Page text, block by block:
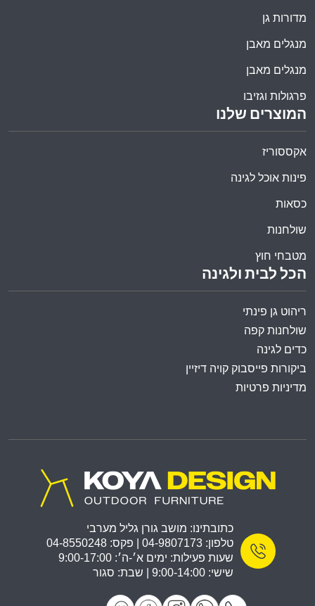
הכל לבית ולגינה
ריהוט גן פינתי
שולחנות קפה
כדים לגינה
ביקורות פייסבוק קויה דיזיין
מדיניות פרטיות
המוצרים שלנו
אקססוריז
פינות אוכל לגינה
כסאות
שולחנות
מטבחי חוץ
מדורות גן
מנגלים מאבן
מנגלים מאבן
פרגולות וגזיבו
כתובתינו: מושב גורן גליל מערבי
טלפון: 04-9807173 | פקס: 04-8550248
שעות פעילות: ימים א׳-ה׳: 9:00-17:00
שישי: 9:00-14:00 | שבת: סגור